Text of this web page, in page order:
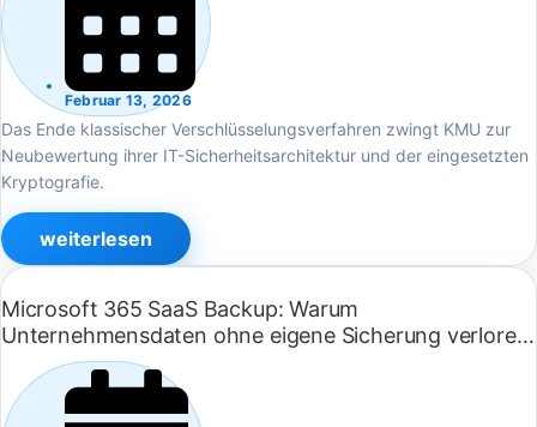
Februar 13, 2026
Das Ende klassischer Verschlüsselungsverfahren zwingt KMU zur
Neubewertung ihrer IT-Sicherheitsarchitektur und der eingesetzten
Kryptografie.
weiterlesen
Microsoft 365 SaaS Backup: Warum
Unternehmensdaten ohne eigene Sicherung verloren
gehen können